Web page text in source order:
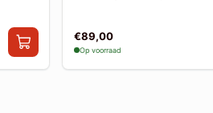
€89,00
Op voorraad